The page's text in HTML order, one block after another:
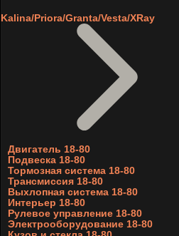
Kalina/Priora/Granta/Vesta/XRay
Двигатель 18-80
Подвеска 18-80
Тормозная система 18-80
Трансмиссия 18-80
Выхлопная система 18-80
Интерьер 18-80
Рулевое управление 18-80
Электрооборудование 18-80